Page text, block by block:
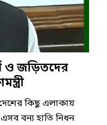
ও জড়িতদের
দেশের কিছু এলাকায়
বন্য হাতি নিধন